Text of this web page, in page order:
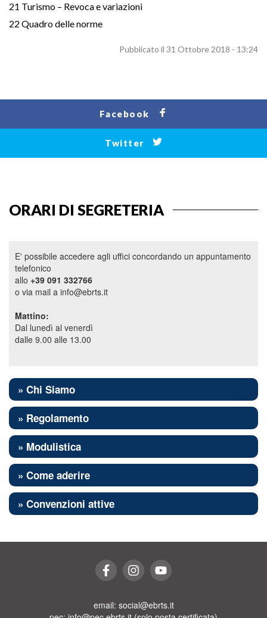
21 Turismo – Revoca e variazioni
22 Quadro delle norme
Pubblicato il 31 Ottobre 2018 - 13:24
Facebook
Twitter
ORARI DI SEGRETERIA
E' possibile accedere agli uffici concordando un appuntamento
telefonico
allo +39 091 332766
o via mail a info@ebrts.it
Mattino:
Dal lunedì al venerdì
dalle 9.00 alle 13.00
» Chi Siamo
» Regolamento
» Modulistica
» Come aderire
» Convenzioni attive
email: social@ebrts.it